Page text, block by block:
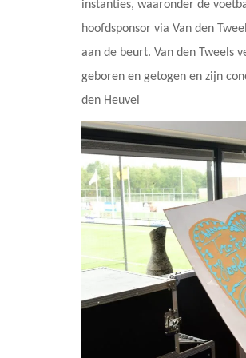
instanties, waaronder de
hoofdsponsor via Van den
aan de beurt. Van den Tweels
geboren en getogen en zijn
den Heuvel